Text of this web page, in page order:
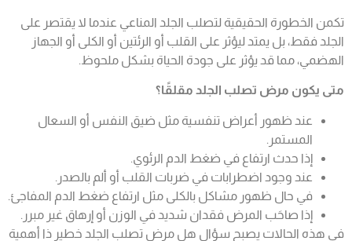
تكمن الخطورة الحقيقية لتصلب الجلد المناعي عندما لا يقتصر على
الجلد فقط، بل يمتد ليؤثر على القلب أو الرئتين أو الكلى أو الجهاز
الهضمي، مما قد يؤثر على جودة الحياة بشكل ملحوظ.
متى يكون مرض تصلب الجلد مقلقًا؟
عند ظهور أعراض تنفسية مثل ضيق النفس أو السعال
المستمر.
إذا حدث ارتفاع في ضغط الدم الرئوي.
عند وجود اضطرابات في ضربات القلب أو ألم بالصدر.
في حال ظهور مشاكل بالكلى مثل ارتفاع ضغط الدم المفاجئ.
إذا صاحَب المرض فقدان شديد في الوزن أو إرهاق غير مبرر.
في هذه الحالات يصبح سؤال هل مرض تصلب الجلد خطير ذا أهمية